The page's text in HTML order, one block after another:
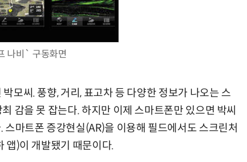
나비` 구동화면
모씨. 풍향, 거리, 표고차 등 다양한 정보가 나오는 스
감을 못 잡는다. 하지만 이제 스마트폰만 있으면 박씨
마트폰 증강현실(AR)을 이용해 필드에서도 스크린처
앱)이 개발됐기 때문이다.
10 네이블, LG유플러스와 5G 특화망
도화 사업 계약